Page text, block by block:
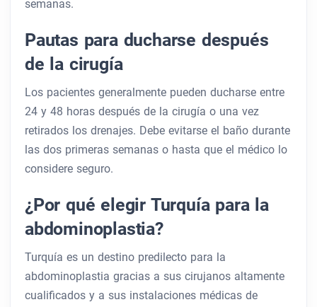
semanas.
Pautas para ducharse después
de la cirugía
Los pacientes generalmente pueden ducharse entre
24 y 48 horas después de la cirugía o una vez
retirados los drenajes. Debe evitarse el baño durante
las dos primeras semanas o hasta que el médico lo
considere seguro.
¿Por qué elegir Turquía para la
abdominoplastia?
Turquía es un destino predilecto para la
abdominoplastia gracias a sus cirujanos altamente
cualificados y a sus instalaciones médicas de